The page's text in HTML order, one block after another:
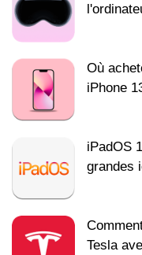
Où
iPhone
iPadOS
grandes
Tesla